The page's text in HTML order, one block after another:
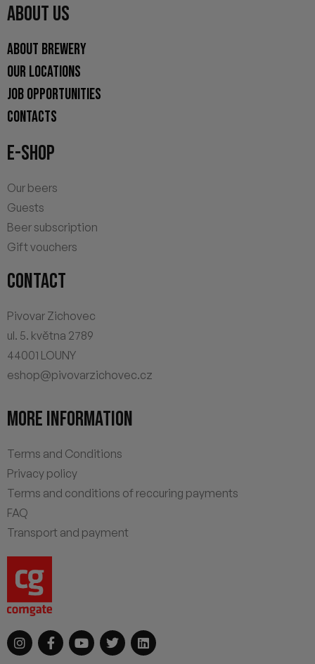
ABOUT US
ABOUT BREWERY
OUR LOCATIONS
JOB OPPORTUNITIES
CONTACTS
E-SHOP
Our beers
Guests
Beer subscription
Gift vouchers
CONTACT
Pivovar Zichovec
ul. 5. května 2789
44001 LOUNY
eshop@pivovarzichovec.cz
MORE INFORMATION
Terms and Conditions
Privacy policy
Terms and conditions of reccuring payments
FAQ
Transport and payment